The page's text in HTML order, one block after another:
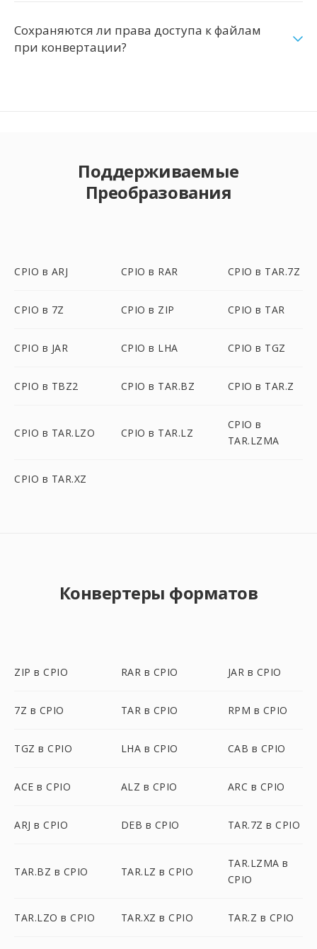
Сохраняются ли права доступа к файлам
при конвертации?
Поддерживаемые
Преобразования
CPIO в ARJ CPIO в RAR CPIO в TAR.7Z
CPIO в 7Z CPIO в ZIP CPIO в TAR
CPIO в JAR CPIO в LHA CPIO в TGZ
CPIO в TBZ2 CPIO в TAR.BZ CPIO в TAR.Z
CPIO в TAR.LZO CPIO в TAR.LZ
CPIO в
TAR.LZMA
CPIO в TAR.XZ
Конвертеры форматов
ZIP в CPIO RAR в CPIO JAR в CPIO
7Z в CPIO TAR в CPIO RPM в CPIO
TGZ в CPIO LHA в CPIO CAB в CPIO
ACE в CPIO ALZ в CPIO ARC в CPIO
ARJ в CPIO DEB в CPIO TAR.7Z в CPIO
TAR.BZ в CPIO TAR.LZ в CPIO
TAR.LZMA в
CPIO
TAR.LZO в CPIO TAR.XZ в CPIO TAR.Z в CPIO